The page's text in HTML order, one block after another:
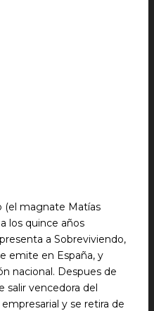
(el magnate Matías
los quince años
a Sobreviviendo,
emite en España, y
nacional. Despues de
salir vencedora del
y se retira de